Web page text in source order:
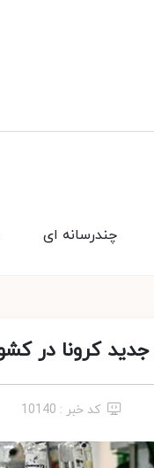
چندرسانه ای
کد خبر : 10140